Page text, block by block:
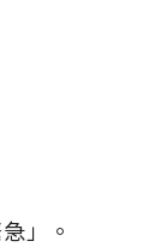
」。